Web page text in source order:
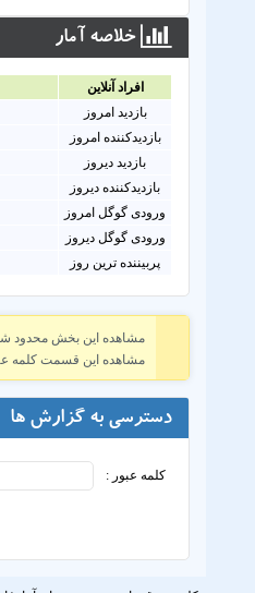
خلاصه آمار
افراد آنلاين
بازدید امروز
بازدیدکننده امروز
بازدید دیروز
بازدیدکننده دیروز
ورودی گوگل امروز
ورودی گوگل دیروز
پربیننده ترین روز
مشاهده این بخش محدود
مشاهده این قسمت کلمه
دسترسی به گزارش ها
کلمه عبور :